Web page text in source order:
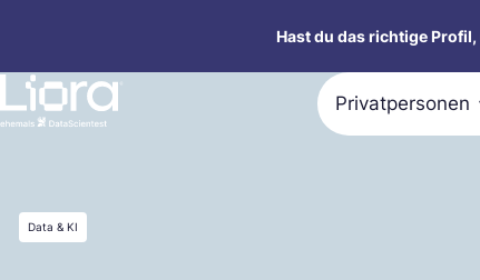
springen
Hast du das richtige
Privatpersonen
Data & KI